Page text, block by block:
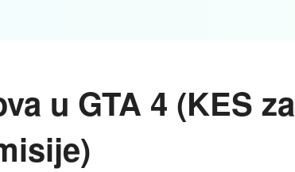
u GTA 4 (KES za